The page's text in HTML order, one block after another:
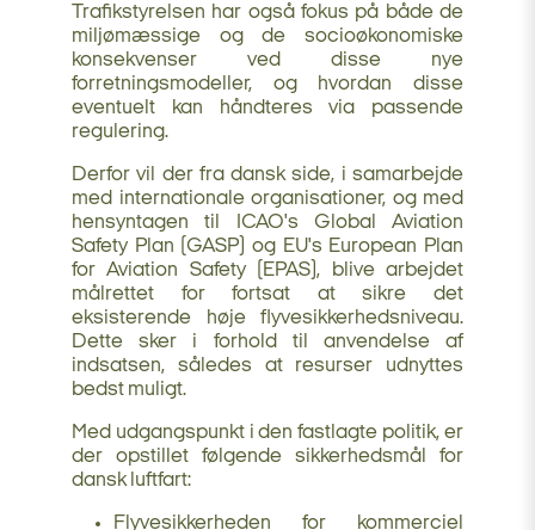
Trafikstyrelsen har også fokus på både de
miljømæssige og de socioøkonomiske
konsekvenser ved disse nye
forretningsmodeller, og hvordan disse
eventuelt kan håndteres via passende
regulering.
Derfor vil der fra dansk side, i samarbejde
med internationale organisationer, og med
hensyntagen til ICAO's Global Aviation
Safety Plan (GASP) og EU's European Plan
for Aviation Safety (EPAS), blive arbejdet
målrettet for fortsat at sikre det
eksisterende høje flyvesikkerhedsniveau.
Dette sker i forhold til anvendelse af
indsatsen, således at resurser udnyttes
bedst muligt.
Med udgangspunkt i den fastlagte politik, er
der opstillet følgende sikkerhedsmål for
dansk luftfart:
Flyvesikkerheden for kommerciel